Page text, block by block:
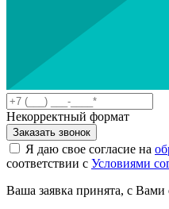
Некорректный формат
Заказать звонок
Я даю свое согласие на
соответствии с Условиями
Ваша заявка принята, с Вами